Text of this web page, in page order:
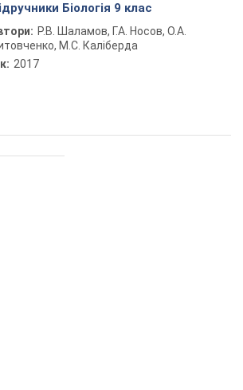
Біологія 9 клас
Р.В. Шаламов, Г.А. Носов, О.А.
М.С. Каліберда
2017